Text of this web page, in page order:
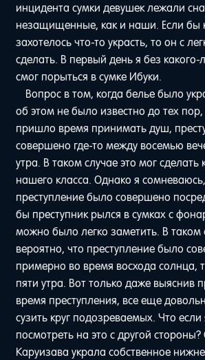
инцидента сумки девушек лежали
незащищенные, как и наши. Если бы
захотелось что-то украсть, то он с
сделать. В первый день я без какого-
смог порыться в сумке Ибуки.
Вопрос в том, когда белье было
об этом не было известно до тех
пришло время принимать душ,
совершено где-то между восемью
утра. В таком случае это мог сделать
нашего класса. Однако я
преступление было совершено
бы преступник рылся в сумках с
можно было легко заметить. В таком
вероятно, что преступление было
примерно во время восхода солнца,
пяти утра. Вот только даже выяснив
время преступления, все еще
сузить круг подозреваемых. Что
посмотреть на это с другой
Каруизава украла собственное